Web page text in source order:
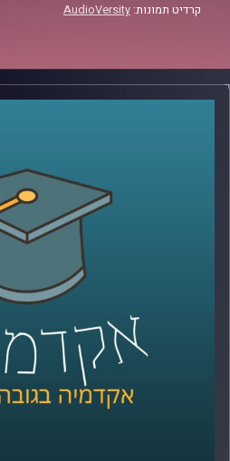
קרדיט תמונות: AudioVersity